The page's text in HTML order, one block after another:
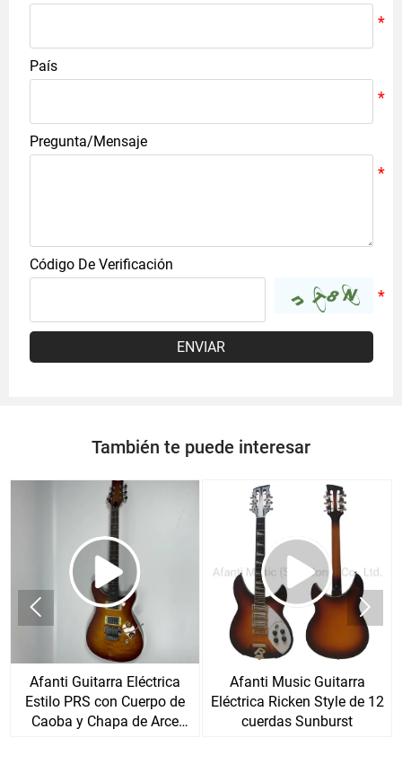
País
Pregunta/Mensaje
Código De Verificación
ENVIAR
También te puede interesar
Afanti Guitarra Eléctrica
Estilo PRS con Cuerpo de
Caoba y Chapa de Arce
Afanti Music Guitarra
Eléctrica Ricken Style de 12
cuerdas Sunburst
 